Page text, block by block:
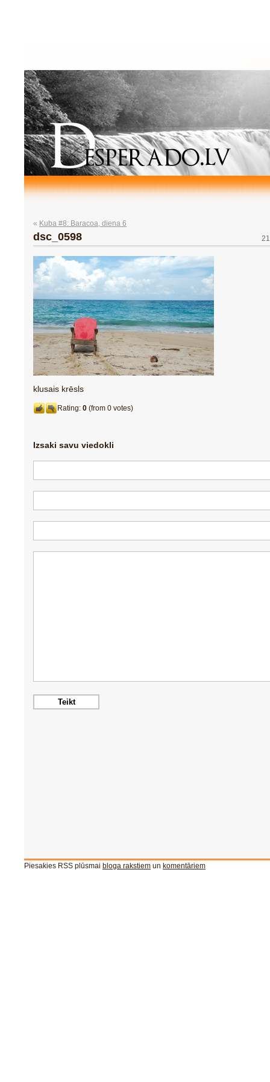
« Kuba #8: Baracoa, diena 6
dsc_0598
klusais krēsls
Rating: 0 (from 0 votes)
Izsaki savu viedokli
Piesakies RSS plūsmai bloga rakstiem un komentāriem